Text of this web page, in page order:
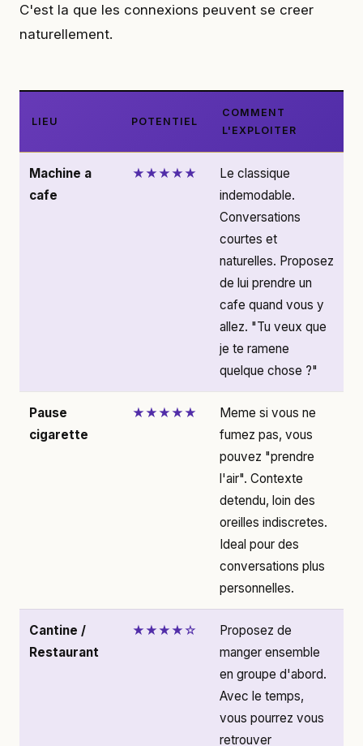
C'est la que les connexions peuvent se creer
naturellement.
LIEU POTENTIEL
COMMENT
L'EXPLOITER
Machine a
cafe
★★★★★
Le classique
indemodable.
Conversations
courtes et
naturelles. Proposez
de lui prendre un
cafe quand vous y
allez. "Tu veux que
je te ramene
quelque chose ?"
Pause
cigarette
★★★★★
Meme si vous ne
fumez pas, vous
pouvez "prendre
l'air". Contexte
detendu, loin des
oreilles indiscretes.
Ideal pour des
conversations plus
personnelles.
Cantine /
Restaurant
★★★★☆
Proposez de
manger ensemble
en groupe d'abord.
Avec le temps,
vous pourrez vous
retrouver